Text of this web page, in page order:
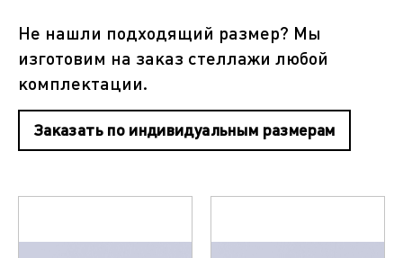
Не нашли подходящий размер? Мы
изготовим на заказ стеллажи любой
комплектации.
Заказать по индивидуальным размерам